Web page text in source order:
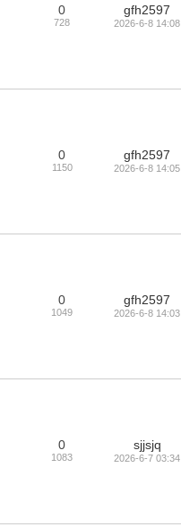
0
728
gfh2597
2026-6-8 14:08
0
1150
gfh2597
2026-6-8 14:05
0
1049
gfh2597
2026-6-8 14:03
0
1083
sjjsjq
2026-6-7 03:34